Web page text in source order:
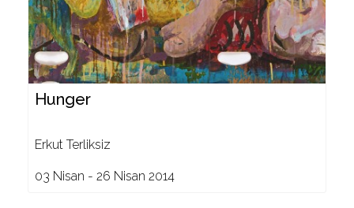
Hunger
Erkut Terliksiz
03 Nisan - 26 Nisan 2014